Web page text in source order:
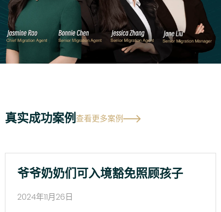
真实成功案例查看更多案例
爷爷奶奶们可入境豁免照顾孩子
2024年11月26日